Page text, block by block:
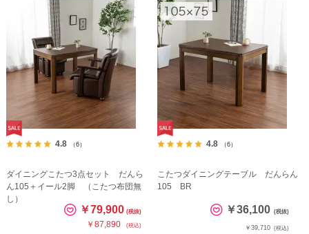
4.8 （6）
ダイニングこたつ3点セット だんら
ん105＋イール2脚 （こたつ布団無
し）
￥79,900 (税抜)
￥87,890
(税込)
4.8 （6）
こたつダイニングテーブル だんらん
105 BR
￥36,100 (税抜)
￥39,710 (税込)